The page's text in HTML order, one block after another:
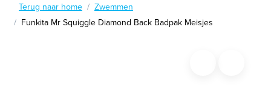
Terug naar home
Zwemmen
Funkita Mr Squiggle Diamond Back Badpak Meisjes